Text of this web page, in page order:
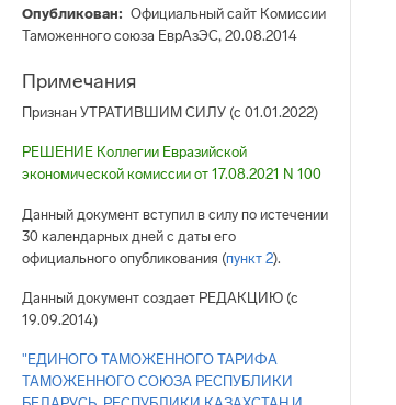
Опубликован
Официальный сайт Комиссии
Таможенного союза ЕврАзЭС, 20.08.2014
Примечания
Признан УТРАТИВШИМ СИЛУ (с 01.01.2022)
РЕШЕНИЕ Коллегии Евразийской
экономической комиссии от 17.08.2021 N 100
Данный документ вступил в силу по истечении
30 календарных дней с даты его
официального опубликования (пункт 2).
Данный документ создает РЕДАКЦИЮ (с
19.09.2014)
"ЕДИНОГО ТАМОЖЕННОГО ТАРИФА
ТАМОЖЕННОГО СОЮЗА РЕСПУБЛИКИ